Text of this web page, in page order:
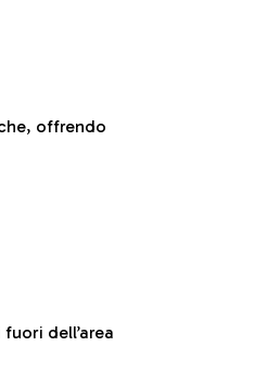
offrendo
dell’area